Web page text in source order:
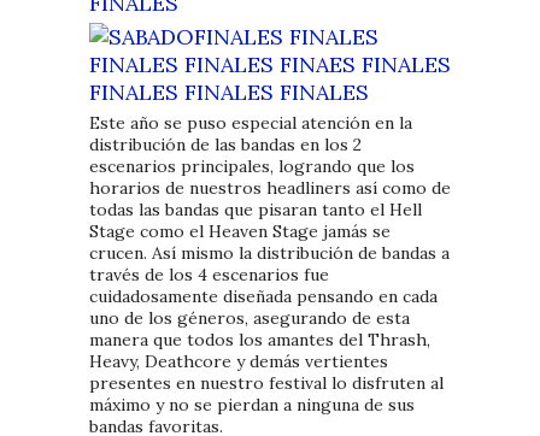
Este año se puso especial atención en la
distribución de las bandas en los 2
escenarios principales, logrando que los
horarios de nuestros headliners así como de
todas las bandas que pisaran tanto el Hell
Stage como el Heaven Stage jamás se
crucen. Así mismo la distribución de bandas a
través de los 4 escenarios fue
cuidadosamente diseñada pensando en cada
uno de los géneros, asegurando de esta
manera que todos los amantes del Thrash,
Heavy, Deathcore y demás vertientes
presentes en nuestro festival lo disfruten al
máximo y no se pierdan a ninguna de sus
bandas favoritas.